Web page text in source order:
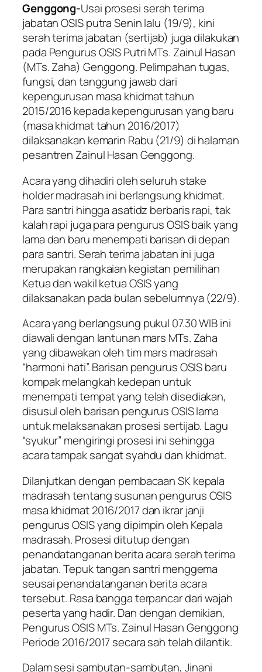
Genggong-Usai prosesi serah terima
jabatan OSIS putra Senin lalu (19/9), kini
serah terima jabatan (sertijab) juga dilakukan
pada Pengurus OSIS Putri MTs. Zainul Hasan
(MTs. Zaha) Genggong. Pelimpahan tugas,
fungsi, dan tanggung jawab dari
kepengurusan masa khidmat tahun
2015/2016 kepada kepengurusan yang baru
(masa khidmat tahun 2016/2017)
dilaksanakan kemarin Rabu (21/9) di halaman
pesantren Zainul Hasan Genggong.
Acara yang dihadiri oleh seluruh stake
holder madrasah ini berlangsung khidmat.
Para santri hingga asatidz berbaris rapi, tak
kalah rapi juga para pengurus OSIS baik yang
lama dan baru menempati barisan di depan
para santri. Serah terima jabatan ini juga
merupakan rangkaian kegiatan pemilihan
Ketua dan wakil ketua OSIS yang
dilaksanakan pada bulan sebelumnya (22/9).
Acara yang berlangsung pukul 07.30 WIB ini
diawali dengan lantunan mars MTs. Zaha
yang dibawakan oleh tim mars madrasah
“harmoni hati”. Barisan pengurus OSIS baru
kompak melangkah kedepan untuk
menempati tempat yang telah disediakan,
disusul oleh barisan pengurus OSIS lama
untuk melaksanakan prosesi sertijab. Lagu
“syukur” mengiringi prosesi ini sehingga
acara tampak sangat syahdu dan khidmat.
Dilanjutkan dengan pembacaan SK kepala
madrasah tentang susunan pengurus OSIS
masa khidmat 2016/2017 dan ikrar janji
pengurus OSIS yang dipimpin oleh Kepala
madrasah. Prosesi ditutup dengan
penandatanganan berita acara serah terima
jabatan. Tepuk tangan santri menggema
seusai penandatanganan berita acara
tersebut. Rasa bangga terpancar dari wajah
peserta yang hadir. Dan dengan demikian,
Pengurus OSIS MTs. Zainul Hasan Genggong
Periode 2016/2017 secara sah telah dilantik.
Dalam sesi sambutan-sambutan, Jinani